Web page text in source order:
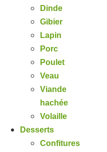
Dinde
Gibier
Lapin
Porc
Poulet
Veau
Viande
hachée
Volaille
Desserts
Confitures